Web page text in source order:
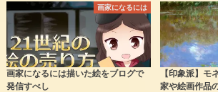
画家になるには
画家になるには描いた絵をブログで
発信すべし
【印象派】モ
家や絵画作品